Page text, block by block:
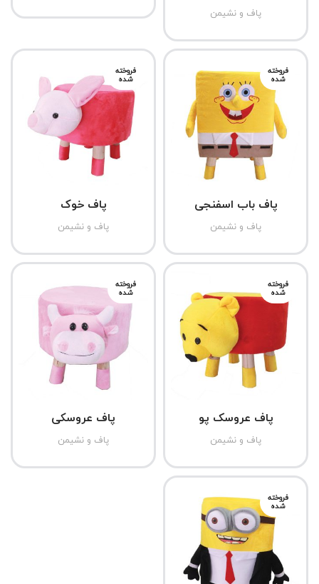
پاف و نشیمن
فروخته
شده
پاف باب اسفنجی
پاف و نشیمن
فروخته
شده
پاف خوک
پاف و نشیمن
فروخته
شده
پاف عروسک پو
پاف و نشیمن
فروخته
شده
پاف عروسکی
پاف و نشیمن
فروخته
شده